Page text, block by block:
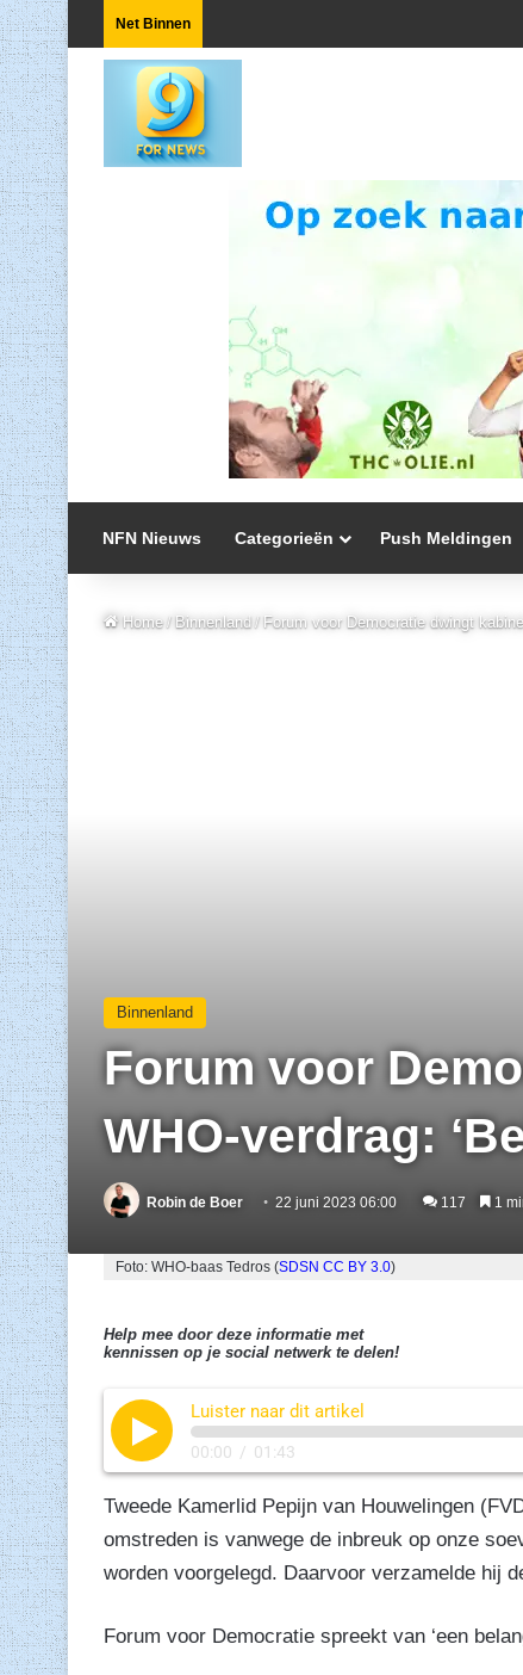
Net Binnen
NFN Nieuws Categorieën Push Meldingen
Home / Binnenland / Forum voor Democratie dwingt
Binnenland
Forum voor
WHO-verdrag:
Robin de Boer 22 juni 2023 06:00 117 1
Foto: WHO-baas Tedros (SDSN CC BY 3.0)
Help mee door deze informatie met
kennissen op je social netwerk te delen!
Luister naar dit artikel
00:00 / 01:43
Tweede Kamerlid Pepijn van Houwelingen
omstreden is vanwege de inbreuk op onze
worden voorgelegd. Daarvoor verzamelde hij
Forum voor Democratie spreekt van ‘een